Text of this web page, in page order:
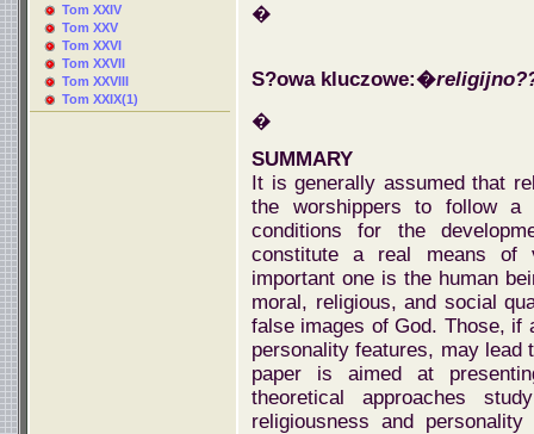
Tom XXIV
Tom XXV
Tom XXVI
Tom XXVII
Tom XXVIII
Tom XXIX(1)
�
S?owa kluczowe:�
�
SUMMARY
It is generally assumed that
the worshippers to follow a
conditions for the
constitute a real means of
important one is the human
moral, religious, and social
false images of God. Those, if
personality features, may lead
paper is aimed at
theoretical approaches
religiousness and